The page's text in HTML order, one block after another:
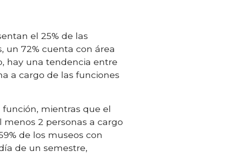
n el 25% de las
un 72% cuenta con área
hay una tendencia entre
a cargo de las funciones
función, mientras que el
menos 2 personas a cargo
de los museos con
de un semestre,